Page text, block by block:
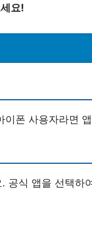
요!
폰 사용자라면
공식 앱을 선택하